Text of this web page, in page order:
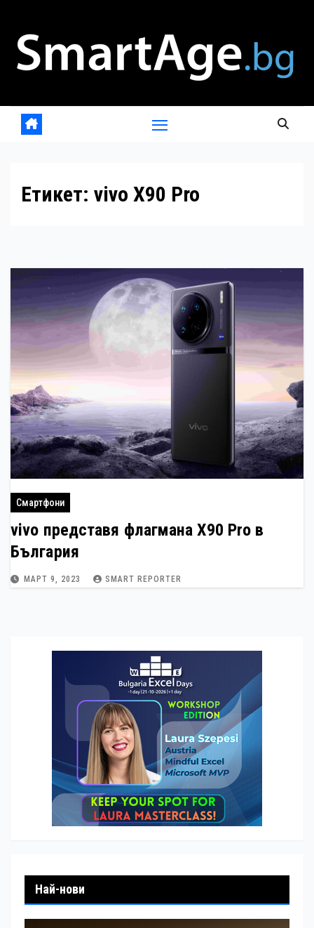
content
Етикет: vivo X90 Pro
Смартфони
vivo представя флагмана X90 Pro в
България
МАРТ 9, 2023 SMART REPORTER
Най-нови